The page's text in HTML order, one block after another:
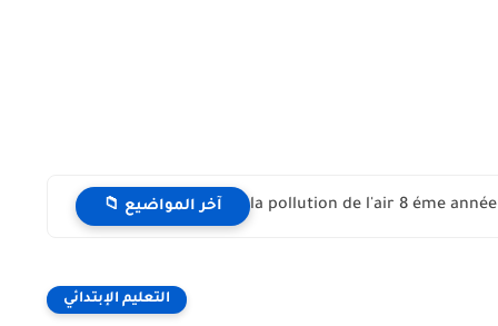
📁 آخر المواضيع
التعليم الإبتدائي